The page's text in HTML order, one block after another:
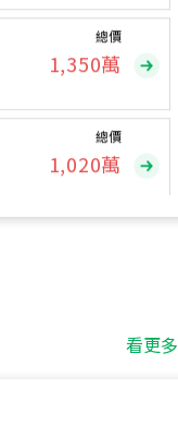
總價
1,350萬
總價
1,020萬
看更多